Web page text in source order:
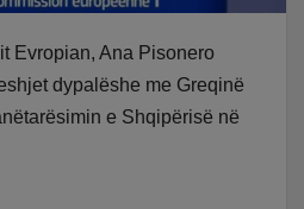
Evropian, Ana Pisonero
dypalëshe me Greqinë
e Shqipërisë në